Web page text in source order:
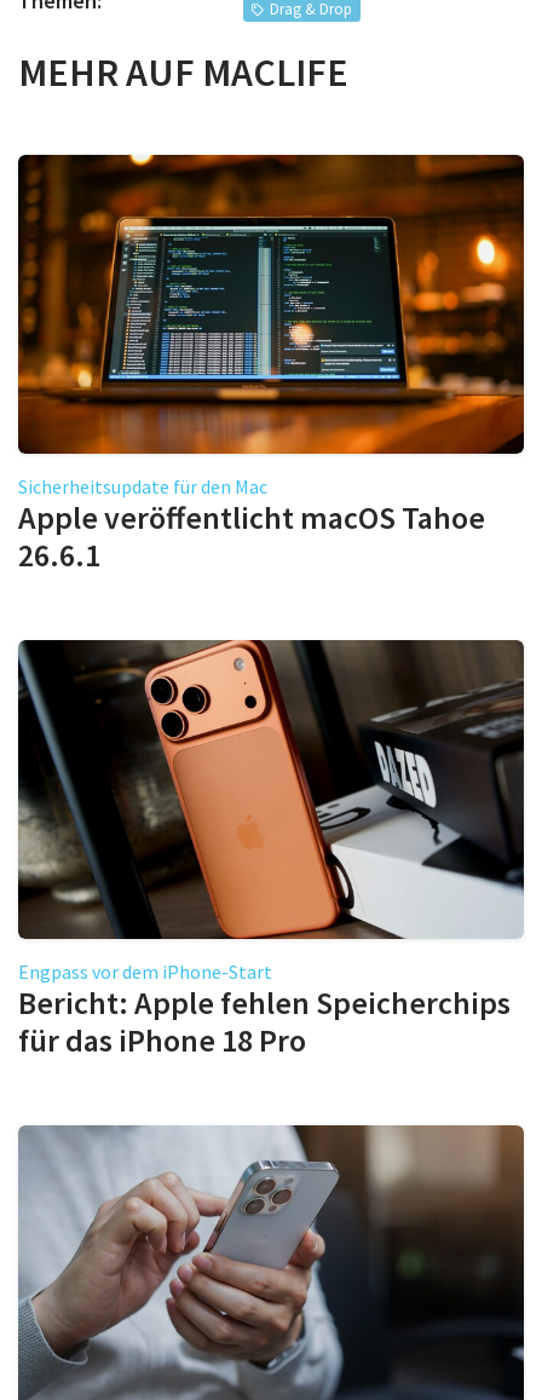
Drag & Drop
MEHR AUF MACLIFE
Sicherheitsupdate für den Mac
Apple veröffentlicht macOS Tahoe
26.6.1
Engpass vor dem iPhone-Start
Bericht: Apple fehlen Speicherchips
für das iPhone 18 Pro